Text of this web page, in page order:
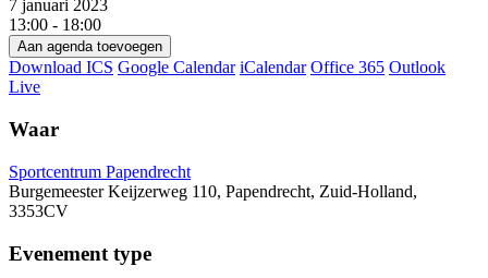
7 januari 2023
13:00 - 18:00
Aan agenda toevoegen
Download ICS Google Calendar iCalendar Office 365 Outlook
Live
Waar
Sportcentrum Papendrecht
Burgemeester Keijzerweg 110, Papendrecht, Zuid-Holland,
3353CV
Evenement type